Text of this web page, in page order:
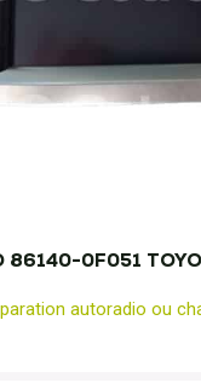
86140-0F051
autoradio ou